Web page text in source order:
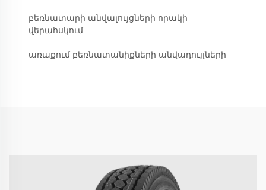
բեռնատարի անվալույցների որակի
վերահսկում
առաքում բեռնատանիքների անվադույլների